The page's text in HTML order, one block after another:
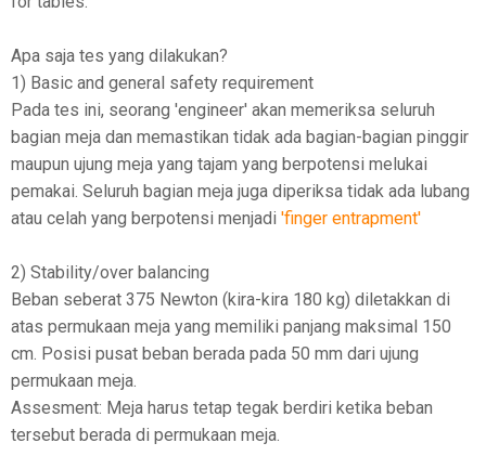
Apa saja tes yang dilakukan?
1) Basic and general safety requirement
Pada tes ini, seorang 'engineer' akan memeriksa seluruh
bagian meja dan memastikan tidak ada bagian-bagian pinggir
maupun ujung meja yang tajam yang berpotensi melukai
pemakai. Seluruh bagian meja juga diperiksa tidak ada lubang
atau celah yang berpotensi menjadi 'finger entrapment'
2) Stability/over balancing
Beban seberat 375 Newton (kira-kira 180 kg) diletakkan di
atas permukaan meja yang memiliki panjang maksimal 150
cm. Posisi pusat beban berada pada 50 mm dari ujung
permukaan meja.
Assesment: Meja harus tetap tegak berdiri ketika beban
tersebut berada di permukaan meja.